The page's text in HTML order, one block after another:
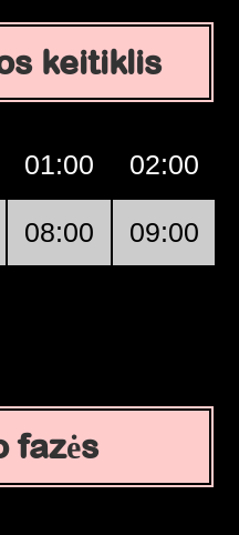
keitiklis
01:00 02:00
08:00 09:00
fazės